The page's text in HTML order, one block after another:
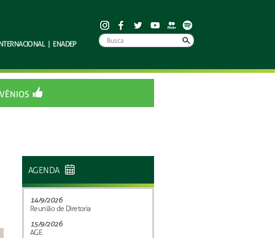
| ENADEP
AGENDA
14/9/2026
Reunião de Diretoria
15/9/2026
AGE